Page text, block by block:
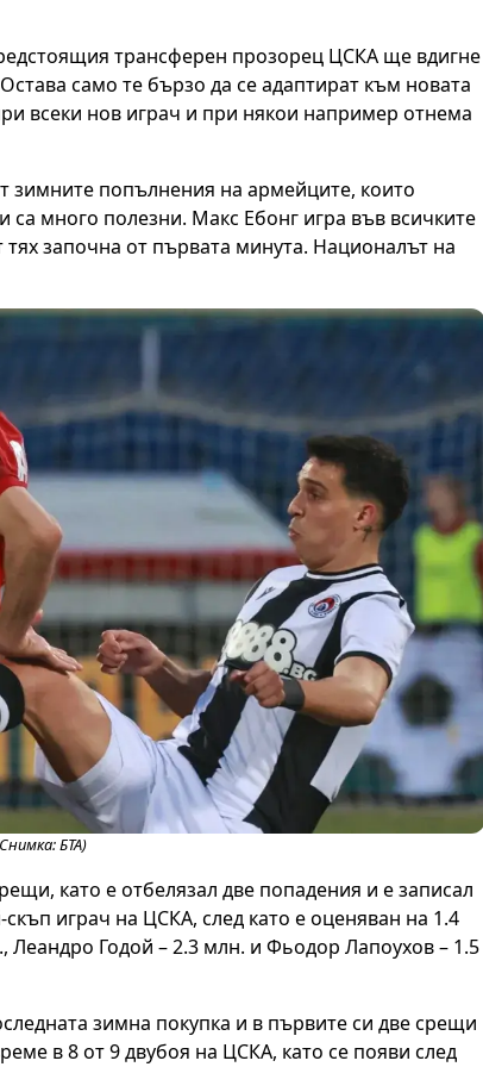
трансферен прозорец ЦСКА ще вдигне
само те бързо да се адаптират към новата
всеки нов играч и при някои например отнема
зимните попълнения на армейците, които
много полезни. Макс Ебонг игра във всичките
започна от първата минута. Националът на
БТА)
като е отбелязал две попадения и е записал
играч на ЦСКА, след като е оценяван на 1.4
Годой – 2.3 млн. и Фьодор Лапоухов – 1.5
зимна покупка и в първите си две срещи
в 8 от 9 двубоя на ЦСКА, като се появи след